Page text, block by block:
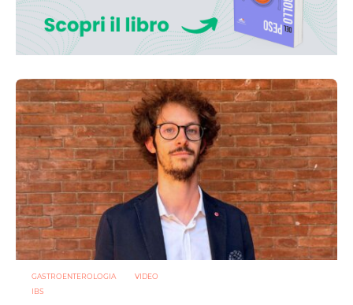
GASTROENTEROLOGIA
VIDEO
IBS